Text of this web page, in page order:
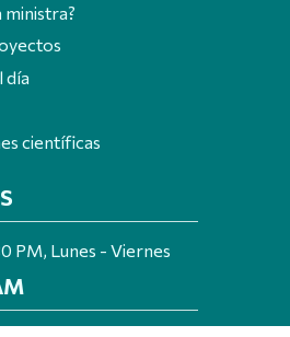
ministra?
día
científicas
PM, Lunes - Viernes